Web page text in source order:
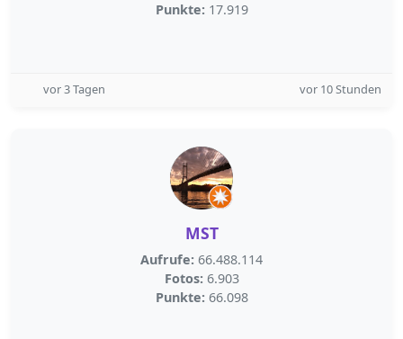
Punkte: 17.919
vor 3 Tagen vor 10 Stunden
MST
Aufrufe: 66.488.114
Fotos: 6.903
Punkte: 66.098